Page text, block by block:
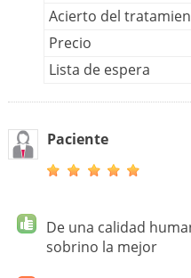
Acierto del
Precio
Lista de espera
Paciente
De una calidad
sobrino la mejor